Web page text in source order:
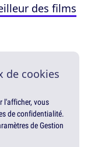
des films
de cookies
l'afficher, vous
de confidentialité.
de Gestion